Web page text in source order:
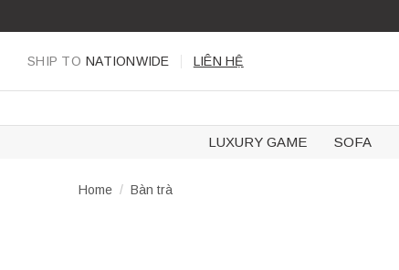
to
contentSHIP TO NATIONWIDE LIÊN HỆ
LUXURY GAME SOFA
Home / Bàn trà